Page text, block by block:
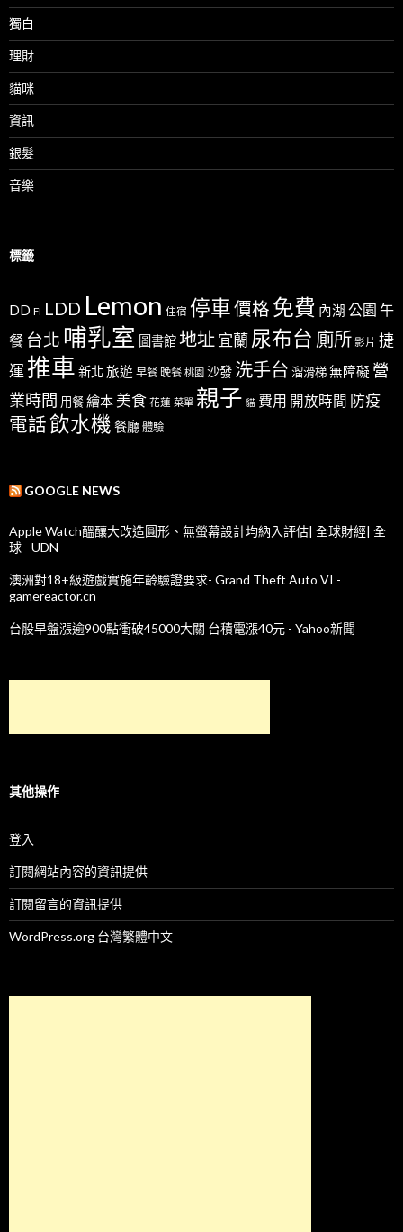
獨白
理財
貓咪
資訊
銀髮
音樂
標籤
DD FI LDD Lemon 住宿 停車價格 免費 內湖 公園 午
餐 台北 哺乳室 圖書館地址宜蘭尿布台 廁所 影片 捷
運推車 新北旅遊 早餐 晚餐 桃園 沙發 洗手台 溜滑梯無障礙 營
業時間 用餐繪本 美食 花蓮 菜單 親子 貓 費用 開放時間 防疫
電話飲水機 餐廳 體驗
GOOGLE NEWS
Apple Watch醞釀大改造圓形、無螢幕設計均納入評估| 全球財經| 全
球 - UDN
澳洲對18+級遊戲實施年齡驗證要求- Grand Theft Auto VI -
gamereactor.cn
台股早盤漲逾900點衝破45000大關 台積電漲40元 - Yahoo新聞
其他操作
登入
訂閱網站內容的資訊提供
訂閱留言的資訊提供
WordPress.org 台灣繁體中文